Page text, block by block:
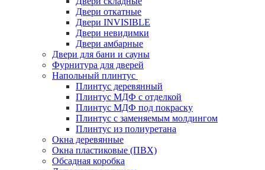
Двери откатные
Двери INVISIBLE
Двери невидимки
Двери амбарные
Двери для бани и сауны
Фурнитура для дверей
Напольный плинтус
Плинтус деревянный
Плинтус МДФ с отделкой
Плинтус МДФ под покраску
Плинтус с заменяемым молдингом
Плинтус из полиуретана
Окна деревянные
Окна пластиковые (ПВХ)
Обсадная коробка